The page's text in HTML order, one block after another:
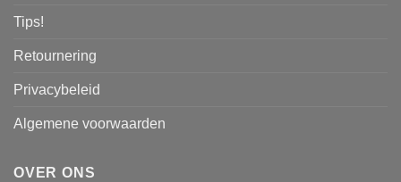
Tips!
Retournering
Privacybeleid
Algemene voorwaarden
OVER ONS